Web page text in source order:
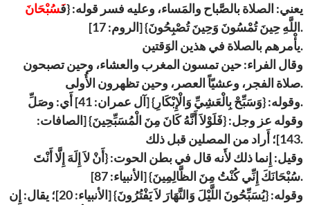
يعني: الصلاة بالصَّباح والمَساء، وعليه فسر قوله: {فَسُبْحَانَ
اللَّهِ حِينَ تُمْسُونَ وَحِينَ تُصْبِحُونَ} [الروم: 17].
يأْمرهم بالصلاة في هذين الوَقتين.
وقال الفراء: حين تمسون المغرب والعشاء، وحين تصبحون
صلاة الفجر، وعشيّاً العصر، وحين تظهرون الأُولى.
وقوله: {وَسَبِّحْ بِالْعَشِيِّ وَالْإِبْكَارِ} [آل عمران: 41] أَي: وصَلِّ.
وقوله عز وجل: {فَلَوْلاَ أَنَّهُ كَانَ مِنَ الْمُسَبِّحِينَ} [الصافات:
143]؛ أَراد من المصلين قبل ذلك.
وقيل: إِنما ذلك لأَنه قال في بطن الحوت: {أَنْ لاَ إِلَهَ إِلَّا أَنْتَ
سُبْحَانَكَ إِنِّي كُنْتُ مِنَ الظَّالِمِينَ} [الأنبياء: 87].
وقوله: {يُسَبِّحُونَ اللَّيْلَ وَالنَّهَارَ لاَ يَفْتُرُونَ} [الأنبياء: 20]؛ يقال: إِن